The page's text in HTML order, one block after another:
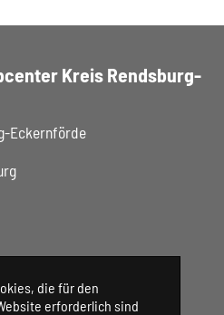
Kreis Rendsburg-
Eckernförde
die für den
erforderlich sind